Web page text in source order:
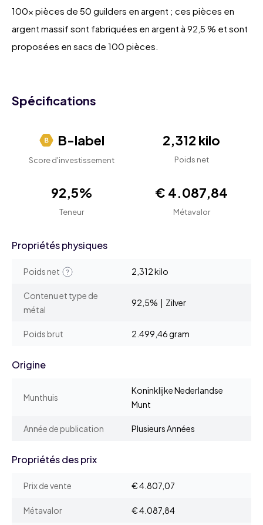
100x pièces de 50 guilders en argent ; ces pièces en
argent massif sont fabriquées en argent à 92,5 % et sont
proposées en sacs de 100 pièces.
Spécifications
B-label
Score d'investissement
2,312 kilo
Poids net
92,5%
Teneur
€ 4.087,84
Métavalor
Propriétés physiques
Poids net 2,312 kilo
Contenu et type de
métal
92,5% | Zilver
Poids brut 2.499,46 gram
Origine
Munthuis
Koninklijke Nederlandse
Munt
Année de publication Plusieurs Années
Propriétés des prix
Prix de vente € 4.807,07
Métavalor € 4.087,84